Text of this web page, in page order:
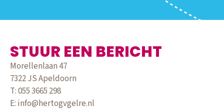
STUUR EEN BERICHT
Morellenlaan 47
7322 JS Apeldoorn
T: 055 3665 298
E: info@hertogvgelre.nl